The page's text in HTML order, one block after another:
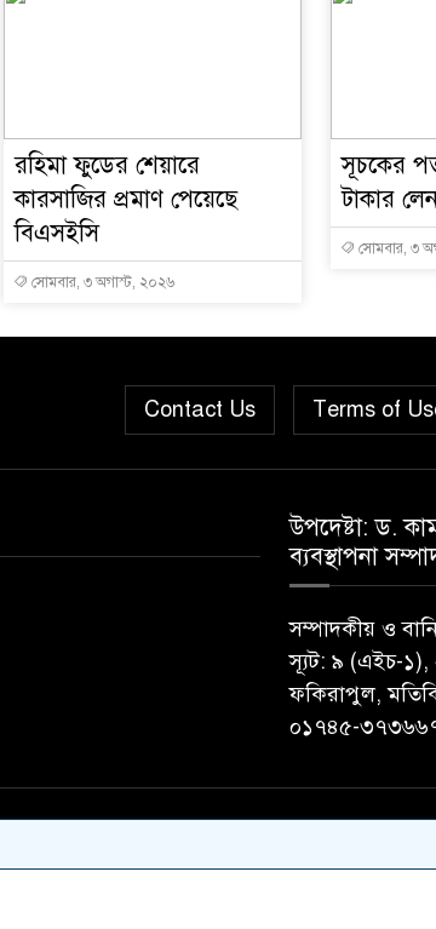
রহিমা ফুডের শেয়ারে
কারসাজির প্রমাণ পেয়েছে
বিএসইসি
সোমবার, ৩ অগাস্ট, ২০২৬
সূচকের
টাকার
সোমবার, ৩
Contact Us Terms of
উপদেষ্টা: ড.
ব্যবস্থাপনা
সম্পাদকীয় ও
স্যূট: ৯ (এইচ-১),
ফকিরাপুল,
০১৭৪৫-